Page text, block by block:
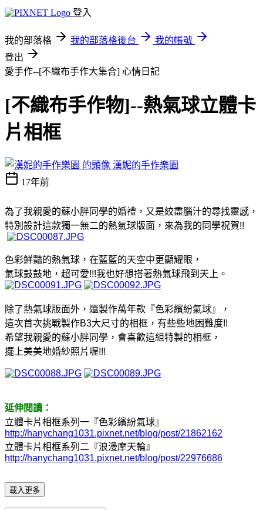
登入
我的部落格 我的部落格後台
我的帳號
登出
愛手作--[不織布手作大集合] 心情日記
[不織布手作物]--熱氣球立體卡
片相框
漢妮的手作樂園
17年前
為了我親愛的蘇小胖同學的婚禮， 又是絞盡腦汁的尋找靈感，
特別設計這款獨一無二的熱氣球版面，來為我的同學祝賀!!
色彩鮮豔的熱氣球，在藍藍的天空中更顯耀眼，
氣球鼓鼓地，超可愛!!!我也好想搭著熱氣球飛到天上。
除了熱氣球版面外，還製作萬年款『色彩繽紛氣球』，
這次首次挑戰製作B3大尺寸的相框，有些些地困難度!!
希望我親愛的蘇小胖同學，會喜歡這組特製的相框，
擺上美美地婚紗照片喔!!!
延伸閱讀：
立體卡片相框系列一『色彩繽紛氣球』
http://hanychang1031.pixnet.net/blog/post/21862162
立體卡片相框系列二『浪漫摩天輪』
http://hanychang1031.pixnet.net/blog/post/22976686
載入更多